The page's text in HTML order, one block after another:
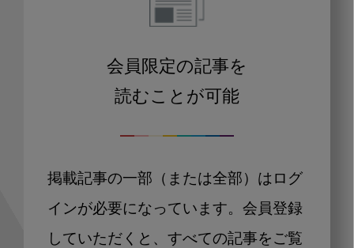
会員限定の記事を
読むことが可能
掲載記事の一部（または全部）はログ
インが必要になっています。会員登録
していただくと、すべての記事をご覧